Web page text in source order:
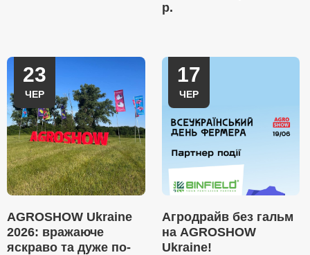
р.
23
ЧЕР
AGROSHOW Ukraine
2026: вражаюче
яскраво та дуже по-
17
ЧЕР
Агродрайв без гальм
на AGROSHOW
Ukraine!